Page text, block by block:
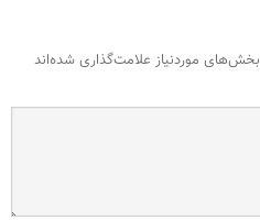
بخش‌های موردنیاز علامت‌گذاری شده‌اند